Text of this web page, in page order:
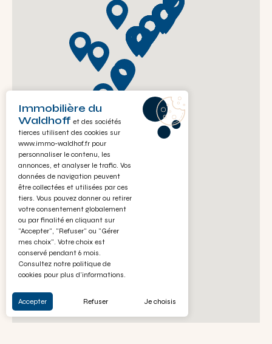
Immobilière du
Waldhoff et des sociétés
tierces utilisent des cookies sur
www.immo-waldhof.fr pour
personnaliser le contenu, les
annonces, et analyser le trafic. Vos
données de navigation peuvent
être collectées et utilisées par ces
tiers. Vous pouvez donner ou retirer
votre consentement globalement
ou par finalité en cliquant sur
"Accepter", "Refuser" ou "Gérer
mes choix". Votre choix est
conservé pendant 6 mois.
Consultez notre politique de
cookies pour plus d'informations.
Accepter Refuser Je choisis